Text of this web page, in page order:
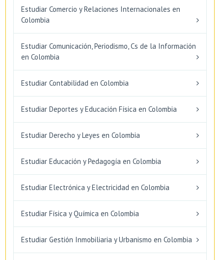
Estudiar Comercio y Relaciones Internacionales en
Colombia
Estudiar Comunicación, Periodismo, Cs de la Información
en Colombia
Estudiar Contabilidad en Colombia
Estudiar Deportes y Educación Física en Colombia
Estudiar Derecho y Leyes en Colombia
Estudiar Educación y Pedagogía en Colombia
Estudiar Electrónica y Electricidad en Colombia
Estudiar Física y Química en Colombia
Estudiar Gestión Inmobiliaria y Urbanismo en Colombia